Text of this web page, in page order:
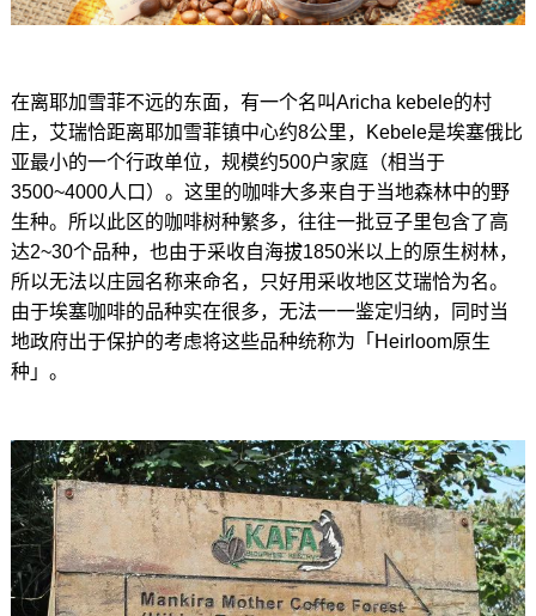
在离耶加雪菲不远的东面，有一个名叫Aricha kebele的村
庄，艾瑞恰距离耶加雪菲镇中心约8公里，Kebele是埃塞俄比
亚最小的一个行政单位，规模约500户家庭（相当于
3500~4000人口）。这里的咖啡大多来自于当地森林中的野
生种。所以此区的咖啡树种繁多，往往一批豆子里包含了高
达2~30个品种，也由于采收自海拔1850米以上的原生树林，
所以无法以庄园名称来命名，只好用采收地区艾瑞恰为名。
由于埃塞咖啡的品种实在很多，无法一一鉴定归纳，同时当
地政府出于保护的考虑将这些品种统称为「Heirloom原生
种」。